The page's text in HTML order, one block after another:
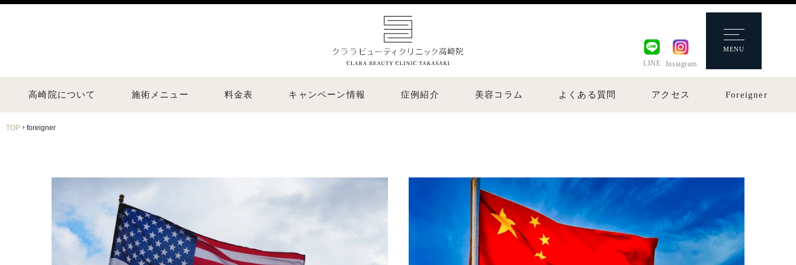
LINE Instagram
MENU
高崎院について 施術メニュー 料金表 キャンペーン情報 症例紹介 美容コラム よくある質問 アクセス Foreigner
TOP › foreigner